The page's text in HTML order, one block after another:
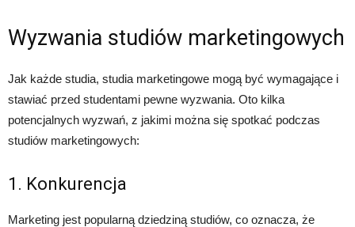
Wyzwania studiów marketingowych
Jak każde studia, studia marketingowe mogą być wymagające i
stawiać przed studentami pewne wyzwania. Oto kilka
potencjalnych wyzwań, z jakimi można się spotkać podczas
studiów marketingowych:
1. Konkurencja
Marketing jest popularną dziedziną studiów, co oznacza, że